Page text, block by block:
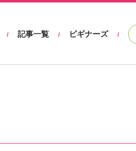
/ 記事一覧 / ビギナーズ /